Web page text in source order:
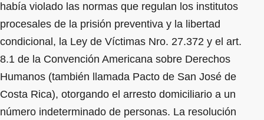
había violado las normas que regulan los institutos
procesales de la prisión preventiva y la libertad
condicional, la Ley de Víctimas Nro. 27.372 y el art.
8.1 de la Convención Americana sobre Derechos
Humanos (también llamada Pacto de San José de
Costa Rica), otorgando el arresto domiciliario a un
número indeterminado de personas. La resolución